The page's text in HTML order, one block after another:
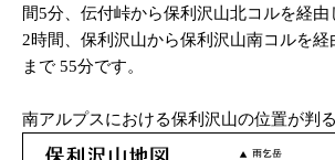
間5分、伝付峠から保利沢山北コルを経
2時間、保利沢山から保利沢山南コルを経
まで 55分です。
南アルプスにおける保利沢山の位置が判